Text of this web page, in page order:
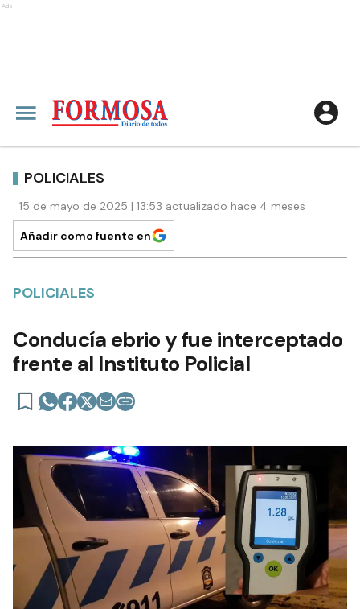
Ads
POLICIALES
15 de mayo de 2025 | 13:53 actualizado hace 4 meses
Añadir como fuente en
POLICIALES
Conducía ebrio y fue interceptado
frente al Instituto Policial